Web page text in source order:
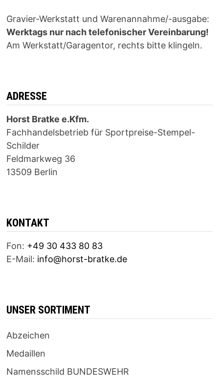
Gravier-Werkstatt und Warenannahme/-ausgabe:
Werktags nur nach telefonischer Vereinbarung!
Am Werkstatt/Garagentor, rechts bitte klingeln.
ADRESSE
Horst Bratke e.Kfm.
Fachhandelsbetrieb für Sportpreise-Stempel-
Schilder
Feldmarkweg 36
13509 Berlin
KONTAKT
Fon: +49 30 433 80 83
E-Mail: info@horst-bratke.de
UNSER SORTIMENT
Abzeichen
Medaillen
Namensschild BUNDESWEHR